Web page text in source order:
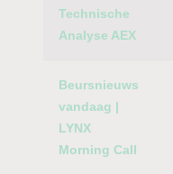
Technische
Analyse AEX
Beursnieuws
vandaag |
LYNX
Morning Call